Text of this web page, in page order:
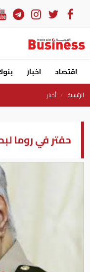
اقتصاد اخبار
الرئيسية أخبار
حفتر في روما